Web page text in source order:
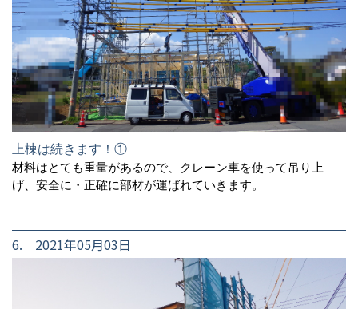
上棟は続きます！①
材料はとても重量があるので、クレーン車を使って吊り上
げ、安全に・正確に部材が運ばれていきます。
6. 2021年05月03日